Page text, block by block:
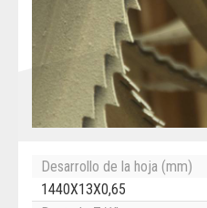
Desarrollo de la hoja (mm)
1440X13X0,65